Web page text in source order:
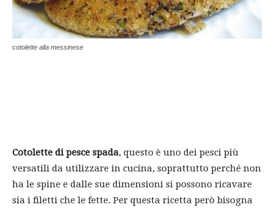
cotolette alla messinese
Cotolette di pesce spada, questo è uno dei pesci più
versatili da utilizzare in cucina, soprattutto perché non
ha le spine e dalle sue dimensioni si possono ricavare
sia i filetti che le fette. Per questa ricetta però bisogna